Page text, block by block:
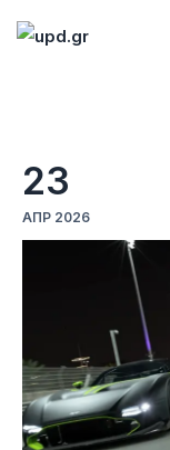
Games
Futuring
AI news
How To
23
ΑΠΡ 2026